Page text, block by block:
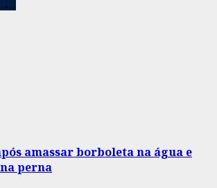
amassar borboleta na água e
perna